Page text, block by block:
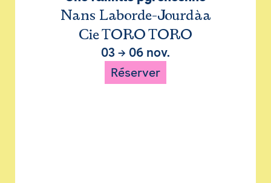
Nans Laborde-Jourdàa
Cie TORO TORO
03 → 06 nov.
Réserver